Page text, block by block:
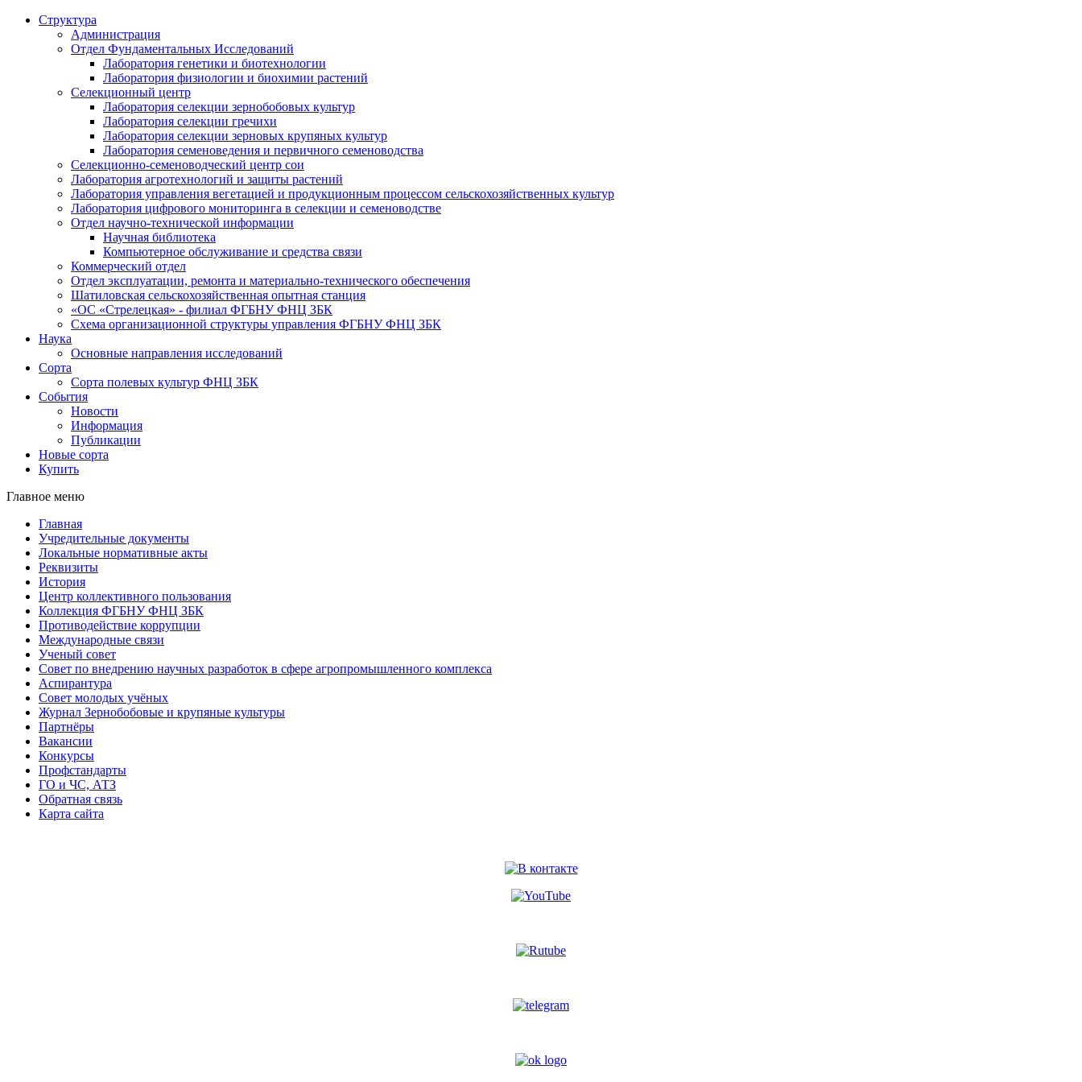
Структура
Администрация
Отдел Фундаментальных Исследований
Лаборатория генетики и биотехнологии
Лаборатория физиологии и биохимии растений
Селекционный центр
Лаборатория селекции зернобобовых культур
Лаборатория селекции гречихи
Лаборатория селекции зерновых крупяных культур
Лаборатория семеноведения и первичного семеноводства
Селекционно-семеноводческий центр сои
Лаборатория агротехнологий и защиты растений
Лаборатория управления вегетацией и продукционным процессом сельскохозяйственных культур
Лаборатория цифрового мониторинга в селекции и семеноводстве
Отдел научно-технической информации
Научная библиотека
Компьютерное обслуживание и средства связи
Коммерческий отдел
Отдел эксплуатации, ремонта и материально-технического обеспечения
Шатиловская сельскохозяйственная опытная станция
«ОС «Стрелецкая» - филиал ФГБНУ ФНЦ ЗБК
Схема организационной структуры управления ФГБНУ ФНЦ ЗБК
Наука
Основные направления исследований
Сорта
Сорта полевых культур ФНЦ ЗБК
События
Новости
Информация
Публикации
Новые сорта
Купить
Главное меню
Главная
Учредительные документы
Локальные нормативные акты
Реквизиты
История
Центр коллективного пользования
Коллекция ФГБНУ ФНЦ ЗБК
Противодействие коррупции
Международные связи
Ученый совет
Совет по внедрению научных разработок в сфере агропромышленного комплекса
Аспирантура
Совет молодых учёных
Журнал Зернобобовые и крупяные культуры
Партнёры
Вакансии
Конкурсы
Профстандарты
ГО и ЧС, АТЗ
Обратная связь
Карта сайта